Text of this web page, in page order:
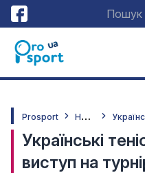
Prosport Н
овини
Українські
виступ на